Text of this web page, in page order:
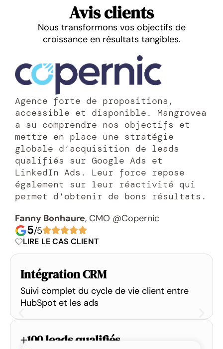
Avis clients
Nous transformons vos objectifs de
croissance en résultats tangibles.
Agence forte de propositions,
accessible et disponible. Mangrovea
a su comprendre nos objectifs et
mettre en place une stratégie
globale d’acquisition de leads
qualifiés sur Google Ads et
LinkedIn Ads. Leur force repose
également sur leur réactivité qui
permet d’obtenir de bons résultats.
Fanny Bonhaure, CMO @Copernic
5/5
LIRE LE CAS CLIENT
Intégration CRM
Suivi complet du cycle de vie client entre
HubSpot et les ads
+100 leads qualifiés